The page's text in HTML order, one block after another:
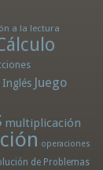
a la lectura
Inglés Juego
multiplicación
operaciones
de Problemas